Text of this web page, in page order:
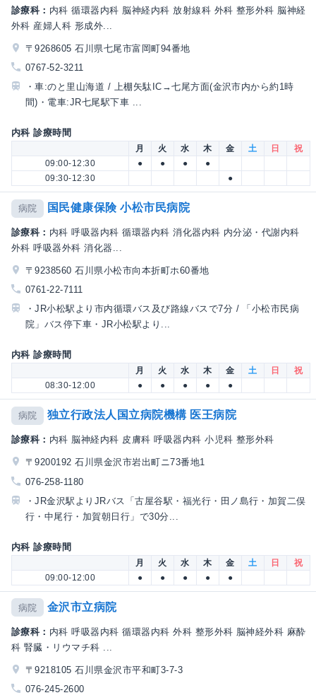
診療科： 内科 循環器内科 脳神経内科 放射線科 外科 整形外科 脳神経
外科 産婦人科 形成外...
〒9268605 石川県七尾市富岡町94番地
0767-52-3211
・車:のと里山海道 / 上棚矢駄IC→七尾方面(金沢市内から約1時
間)・電車:JR七尾駅下車 ...
内科 診療時間
月 火 水 木 金 土 日
祝
09:00-12:30
● ● ●
●
09:30-12:30
●
病院 国民健康保険 小松市民病院
診療科： 内科 呼吸器内科 循環器内科 消化器内科 内分泌・代謝内科
外科 呼吸器外科 消化器...
〒9238560 石川県小松市向本折町ホ60番地
0761-22-7111
・JR小松駅より市内循環バス及び路線バスで7分 / 「小松市民病
院」バス停下車・JR小松駅より...
内科 診療時間
月 火 水 木 金 土 日
祝
08:30-12:00
● ● ● ● ●
病院 独立行政法人国立病院機構 医王病院
診療科： 内科 脳神経内科 皮膚科 呼吸器内科 小児科 整形外科
〒9200192 石川県金沢市岩出町ニ73番地1
076-258-1180
・JR金沢駅よりJRバス「古屋谷駅・福光行・田ノ島行・加賀二俣
行・中尾行・加賀朝日行」で30分...
内科 診療時間
月 火 水 木 金 土 日
祝
09:00-12:00
● ● ● ● ●
病院 金沢市立病院
診療科： 内科 呼吸器内科 循環器内科 外科 整形外科 脳神経外科 麻酔
科 腎臓・リウマチ科 ...
〒9218105 石川県金沢市平和町3-7-3
076-245-2600